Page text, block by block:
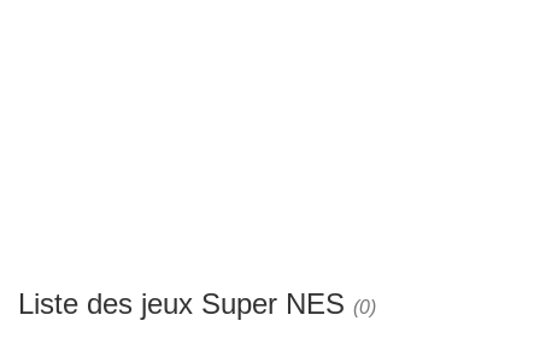
Liste des jeux Super NES (0)